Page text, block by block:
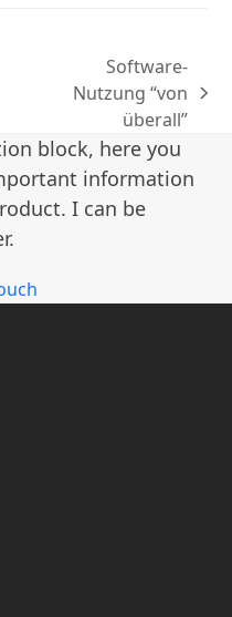
Nächster
Software-
Nutzung “von
überall”
block, here you
information
I can be